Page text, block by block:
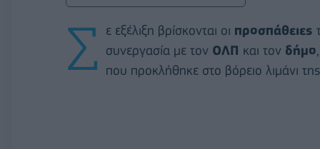
Σ ε εξέλιξη βρίσκονται οι προσπάθειες
συνεργασία με τον ΟΛΠ και τον δήμο
που προκλήθηκε στο βόρειο λιμάνι